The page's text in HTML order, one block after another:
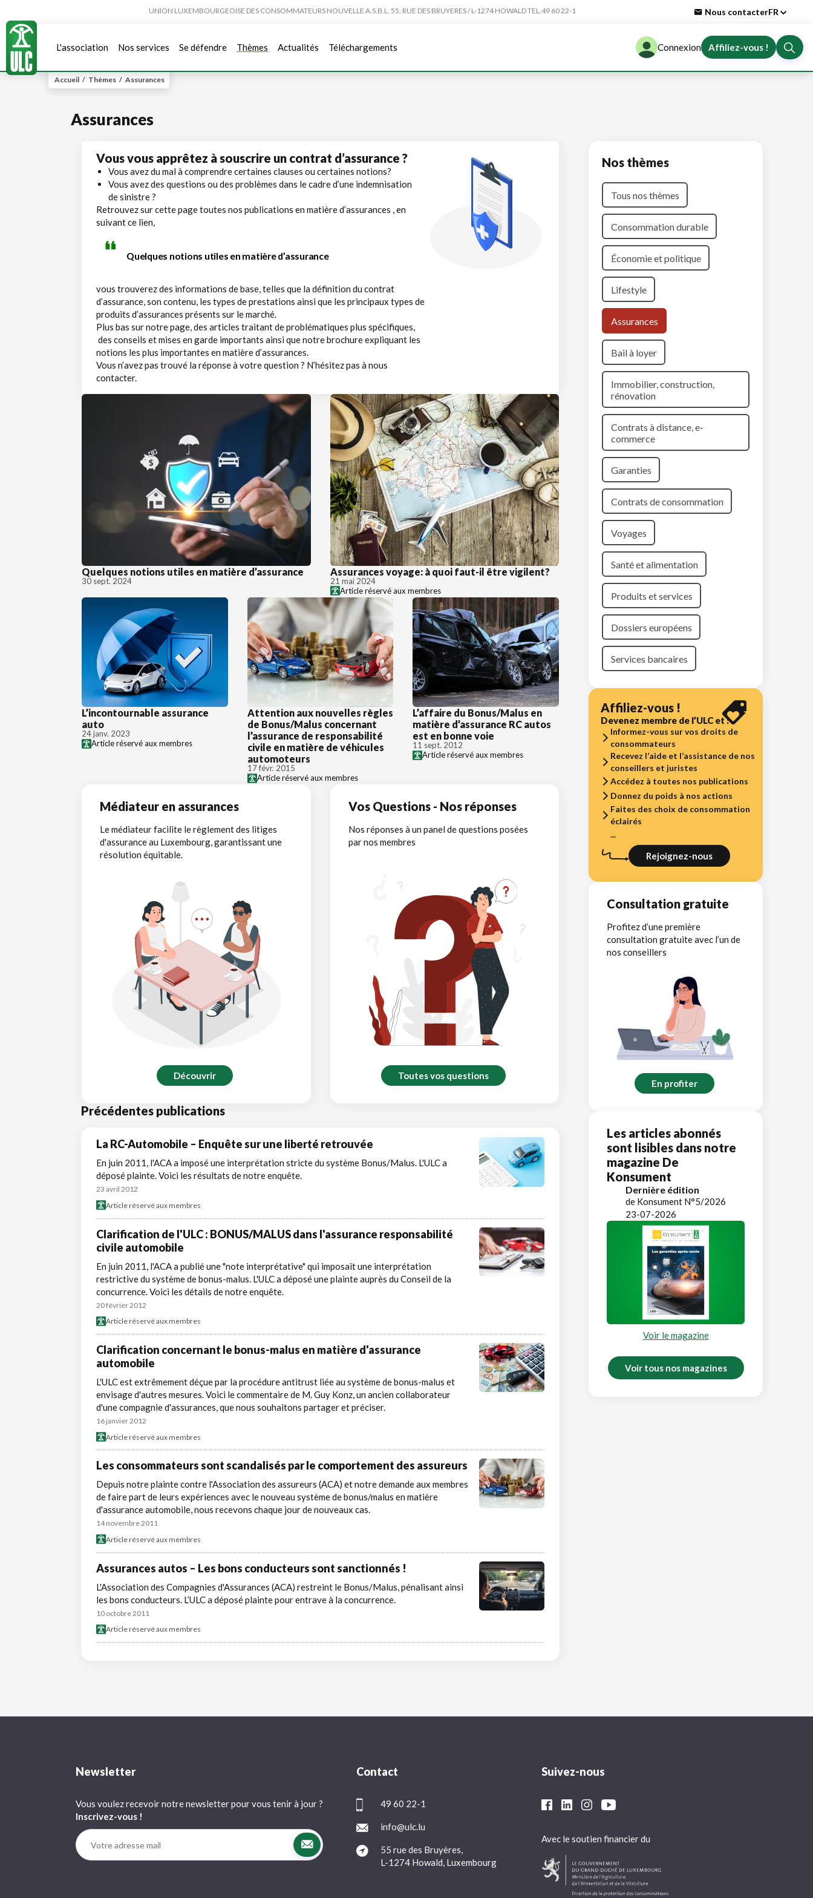
UNION LUXEMBOURGEOISE DES CONSOMMATEURS NOUVELLE A.S.B.L. 55, RUE DES BRUYERES / L-1274 HOWALD TEL:49 60 22-1 Nous contacterFR
L'association Nos services Se défendre Thèmes Actualités Téléchargements Connexion Affiliez-vous !
Accueil / Thèmes / Assurances
Assurances
Vous vous apprêtez à souscrire un contrat d’assurance ?
Vous avez du mal à comprendre certaines clauses ou certaines notions?
Vous avez des questions ou des problèmes dans le cadre d’une indemnisation
de sinistre ?
Retrouvez sur cette page toutes nos publications en matière d’assurances , en
suivant ce lien,
Quelques notions utiles en matière d’assurance
vous trouverez des informations de base, telles que la définition du contrat
d’assurance, son contenu, les types de prestations ainsi que les principaux types de
produits d’assurances présents sur le marché.
Plus bas sur notre page, des articles traitant de problématiques plus spécifiques,
des conseils et mises en garde importants ainsi que notre brochure expliquant les
notions les plus importantes en matière d’assurances.
Vous n’avez pas trouvé la réponse à votre question ? N’hésitez pas à nous
contacter.
Quelques notions utiles en matière d’assurance
30 sept. 2024
Assurances voyage: à quoi faut-il être vigilent?
21 mai 2024
Article réservé aux membres
L’incontournable assurance
auto
24 janv. 2023
Article réservé aux membres
Attention aux nouvelles règles
de Bonus/Malus concernant
l’assurance de responsabilité
civile en matière de véhicules
automoteurs
17 févr. 2015
Article réservé aux membres
L’affaire du Bonus/Malus en
matière d’assurance RC autos
est en bonne voie
11 sept. 2012
Article réservé aux membres
Médiateur en assurances
Le médiateur facilite le règlement des litiges
d'assurance au Luxembourg, garantissant une
résolution équitable.
Découvrir
Vos Questions - Nos réponses
Nos réponses à un panel de questions posées
par nos membres
Toutes vos questions
Précédentes publications
La RC-Automobile – Enquête sur une liberté retrouvée
En juin 2011, l'ACA a imposé une interprétation stricte du système Bonus/Malus. L'ULC a
déposé plainte. Voici les résultats de notre enquête.
23 avril 2012
Article réservé aux membres
Clarification de l'ULC : BONUS/MALUS dans l'assurance responsabilité
civile automobile
En juin 2011, l'ACA a publié une "note interprétative" qui imposait une interprétation
restrictive du système de bonus-malus. L'ULC a déposé une plainte auprès du Conseil de la
concurrence. Voici les détails de notre enquête.
20 février 2012
Article réservé aux membres
Clarification concernant le bonus-malus en matière d'assurance
automobile
L'ULC est extrêmement déçue par la procédure antitrust liée au système de bonus-malus et
envisage d'autres mesures. Voici le commentaire de M. Guy Konz, un ancien collaborateur
d'une compagnie d'assurances, que nous souhaitons partager et préciser.
16 janvier 2012
Article réservé aux membres
Les consommateurs sont scandalisés par le comportement des assureurs
Depuis notre plainte contre l'Association des assureurs (ACA) et notre demande aux membres
de faire part de leurs expériences avec le nouveau système de bonus/malus en matière
d'assurance automobile, nous recevons chaque jour de nouveaux cas.
14 novembre 2011
Article réservé aux membres
Assurances autos – Les bons conducteurs sont sanctionnés !
L'Association des Compagnies d'Assurances (ACA) restreint le Bonus/Malus, pénalisant ainsi
les bons conducteurs. L’ULC a déposé plainte pour entrave à la concurrence.
10 octobre 2011
Article réservé aux membres
Nos thèmes
Tous nos thèmes
Consommation durable
Économie et politique
Lifestyle
Assurances
Bail à loyer
Immobilier, construction,
rénovation
Contrats à distance, e-
commerce
Garanties
Contrats de consommation
Voyages
Santé et alimentation
Produits et services
Dossiers européens
Services bancaires
Affiliez-vous !
Devenez membre de l’ULC et :
Informez-vous sur vos droits de
consommateurs
Recevez l’aide et l’assistance de nos
conseillers et juristes
Accédez à toutes nos publications
Donnez du poids à nos actions
Faites des choix de consommation
éclairés
...
Rejoignez-nous
Consultation gratuite
Profitez d’une première
consultation gratuite avec l’un de
nos conseillers
En profiter
Les articles abonnés
sont lisibles dans notre
magazine De
Konsument
Dernière édition
de Konsument N°5/2026
23-07-2026
Voir le magazine
Voir tous nos magazines
Newsletter
Vous voulez recevoir notre newsletter pour vous tenir à jour ?
Inscrivez-vous !
Contact
49 60 22-1
info@ulc.lu
55 rue des Bruyères,
L-1274 Howald, Luxembourg
Suivez-nous
Avec le soutien financier du